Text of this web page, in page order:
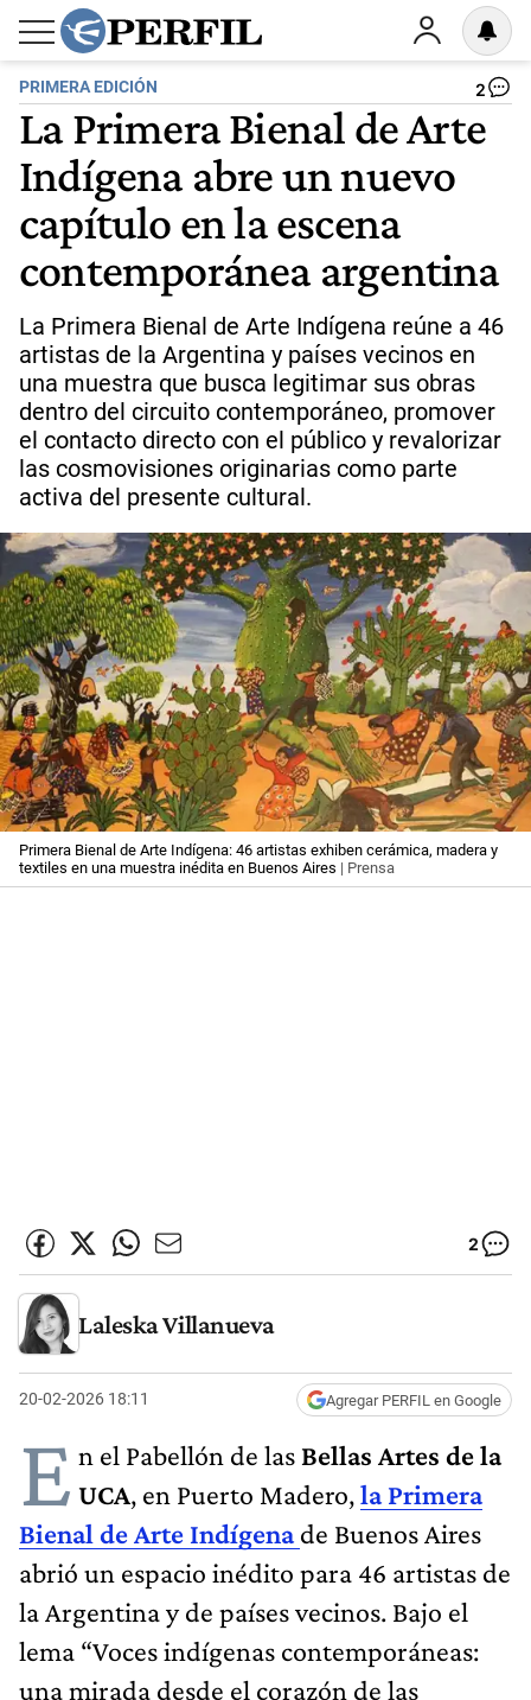
PRIMERA EDICIÓN 2
La Primera Bienal de Arte
Indígena abre un nuevo
capítulo en la escena
contemporánea argentina
La Primera Bienal de Arte Indígena reúne a 46
artistas de la Argentina y países vecinos en
una muestra que busca legitimar sus obras
dentro del circuito contemporáneo, promover
el contacto directo con el público y revalorizar
las cosmovisiones originarias como parte
activa del presente cultural.
Primera Bienal de Arte Indígena: 46 artistas exhiben cerámica, madera y
textiles en una muestra inédita en Buenos Aires | Prensa
2
Laleska Villanueva
20-02-2026 18:11 Agregar PERFIL en Google
E n el Pabellón de las Bellas Artes de la
UCA, en Puerto Madero,la Primera
Bienal de Arte Indígenade Buenos Aires
abrió un espacio inédito para 46 artistas de
la Argentina y de países vecinos. Bajo el
lema “Voces indígenas contemporáneas:
una mirada desde el corazón de las